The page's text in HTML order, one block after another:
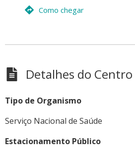
Como chegar
Detalhes do Centro
Tipo de Organismo
Serviço Nacional de Saúde
Estacionamento Público